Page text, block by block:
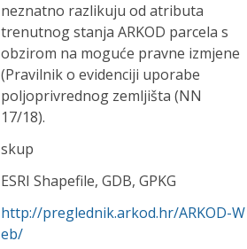
neznatno razlikuju od atributa
trenutnog stanja ARKOD parcela s
obzirom na moguće pravne izmjene
(Pravilnik o evidenciji uporabe
poljoprivrednog zemljišta (NN
17/18).
skup
ESRI Shapefile, GDB, GPKG
http://preglednik.arkod.hr/ARKOD-W
eb/